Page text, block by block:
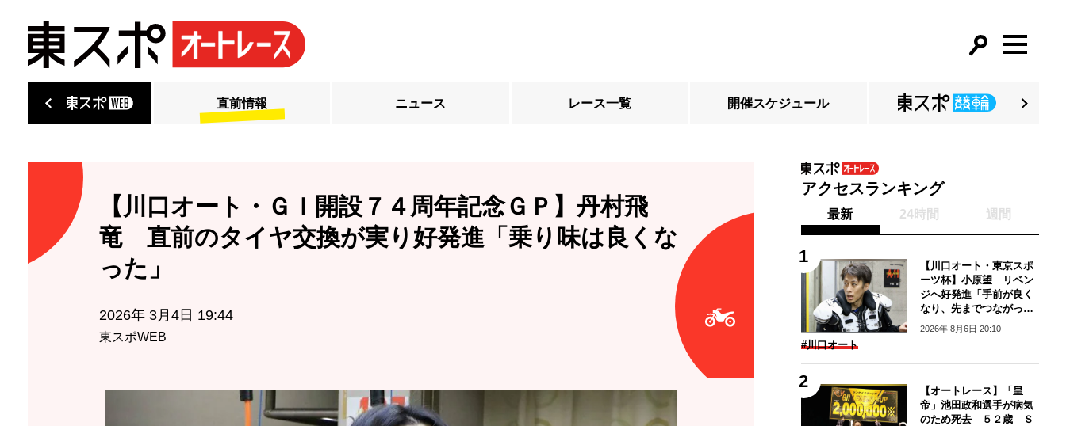
直前情報 ニュース レース一覧 開催スケジュール
【川口オート・ＧＩ開設７４周年記念ＧＰ】丹村飛
竜 直前のタイヤ交換が実り好発進「乗り味は良くな
った」
2026年 3月4日 19:44
東スポWEB
アクセスランキング
最新 24時間 週間
【川口オート・東京スポ
ーツ杯】小原望 リベン
ジへ好発進「手前が良く
なり、先までつながって
いる」
2026年 8月6日 20:10
#川口オート
【オートレース】「皇
帝」池田政和選手が病気
のため死去 ５２歳 Ｓ